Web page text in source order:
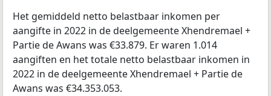
Het gemiddeld netto belastbaar inkomen per
aangifte in 2022 in de deelgemeente Xhendremael +
Partie de Awans was €33.879. Er waren 1.014
aangiften en het totale netto belastbaar inkomen in
2022 in de deelgemeente Xhendremael + Partie de
Awans was €34.353.053.